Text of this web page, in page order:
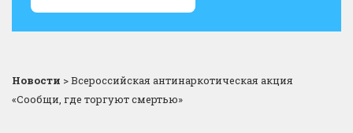
Новости >Всероссийская антинаркотическая акция
«Сообщи, где торгуют смертью»